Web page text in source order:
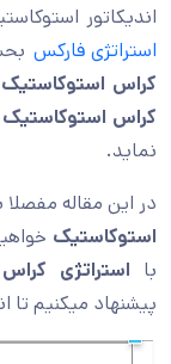
اندیکاتور
استراتژی فارکس
کراس استوکاستیک
کراس استوکاستیک
نماید.
در این مقاله
استوکاستیک
با استراتژی
پیشنهاد میکنیم تا